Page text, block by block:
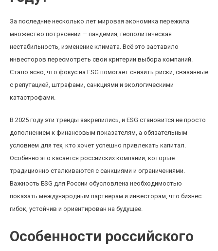
За последние несколько лет мировая экономика пережила
множество потрясений — пандемия, геополитическая
нестабильность, изменение климата. Всё это заставило
инвесторов пересмотреть свои критерии выбора компаний.
Стало ясно, что фокус на ESG помогает снизить риски, связанные
с репутацией, штрафами, санкциями и экологическими
катастрофами.
В 2025 году эти тренды закрепились, и ESG становится не просто
дополнением к финансовым показателям, а обязательным
условием для тех, кто хочет успешно привлекать капитал.
Особенно это касается российских компаний, которые
традиционно сталкиваются с санкциями и ограничениями.
Важность ESG для России обусловлена необходимостью
показать международным партнерам и инвесторам, что бизнес
гибок, устойчив и ориентирован на будущее.
Особенности российского